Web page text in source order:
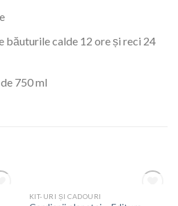
băuturile calde 12 ore și reci 24
750 ml
STOC EPUIZAT
KIT-URI ȘI CADOURI